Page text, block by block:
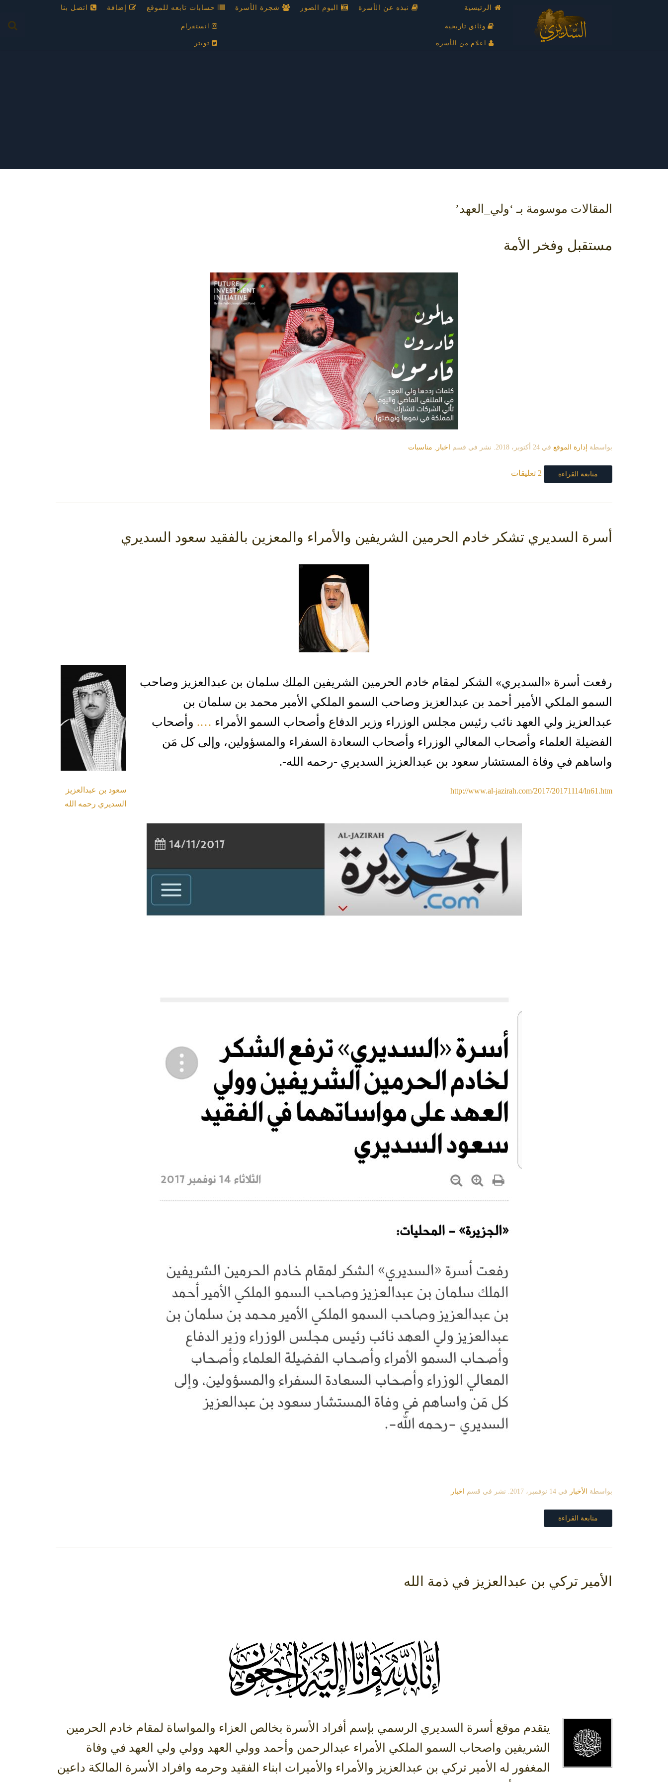
الرئيسية
وثائق تاريخية
اعلام من الأسرة
نبذه عن الأسرة البوم الصور شجرة الأسرة حسابات تابعه للموقع
انستقرام
تويتر
إضافة اتصل بنا
المقالات موسومة بـ ‘ولي_العهد’
مستقبل وفخر الأمة
بواسطة إدارة الموقع في 24 أكتوبر، 2018 . نشر في قسم اخبار مناسبات
متابعة القراءة 2 تعليقات
أسرة السديري تشكر خادم الحرمين الشريفين والأمراء والمعزين بالفقيد سعود السديري
سعود بن عبدالعزيز
السديري رحمه الله
رفعت أسرة «السديري» الشكر لمقام خادم الحرمين الشريفين الملك سلمان بن عبدالعزيز وصاحب
السمو الملكي الأمير أحمد بن عبدالعزيز وصاحب السمو الملكي الأمير محمد بن سلمان بن
عبدالعزيز ولي العهد نائب رئيس مجلس الوزراء وزير الدفاع وأصحاب السمو الأمراء …. وأصحاب
الفضيلة العلماء وأصحاب المعالي الوزراء وأصحاب السعادة السفراء والمسؤولين، وإلى كل مَن
واساهم في وفاة المستشار سعود بن عبدالعزيز السديري -رحمه الله-.
http://www.al-jazirah.com/2017/20171114/ln61.htm
بواسطة الأخبار في 14 نوفمبر، 2017 . نشر في قسم اخبار
متابعة القراءة
الأمير تركي بن عبدالعزيز في ذمة الله
يتقدم موقع أسرة السديري الرسمي بإسم أفراد الأسرة بخالص العزاء والمواساة لمقام خادم الحرمين
الشريفين واصحاب السمو الملكي الأمراء عبدالرحمن وأحمد وولي العهد وولي ولي العهد في وفاة
المغفور له الأمير تركي بن عبدالعزيز والأمراء والأميرات ابناء الفقيد وحرمه وافراد الأسرة المالكة داعين